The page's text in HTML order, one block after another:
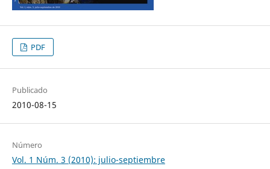
PDF
Publicado
2010-08-15
Número
Vol. 1 Núm. 3 (2010): julio-septiembre